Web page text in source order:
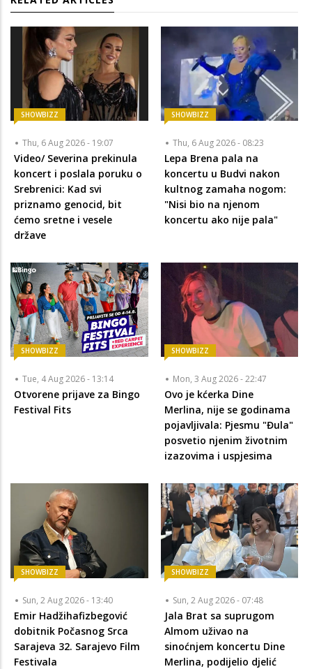
SHOWBIZZ
Thu, 6 Aug 2026 - 19:07
Video/ Severina prekinula
koncert i poslala poruku o
Srebrenici: Kad svi
priznamo genocid, bit
ćemo sretne i vesele
države
SHOWBIZZ
Thu, 6 Aug 2026 - 08:23
Lepa Brena pala na
koncertu u Budvi nakon
kultnog zamaha nogom:
"Nisi bio na njenom
koncertu ako nije pala"
SHOWBIZZ
Tue, 4 Aug 2026 - 13:14
Otvorene prijave za Bingo
Festival Fits
SHOWBIZZ
Mon, 3 Aug 2026 - 22:47
Ovo je kćerka Dine
Merlina, nije se godinama
pojavljivala: Pjesmu "Đula"
posvetio njenim životnim
izazovima i uspjesima
SHOWBIZZ
Sun, 2 Aug 2026 - 13:40
Emir Hadžihafizbegović
dobitnik Počasnog Srca
Sarajeva 32. Sarajevo Film
Festivala
SHOWBIZZ
Sun, 2 Aug 2026 - 07:48
Jala Brat sa suprugom
Almom uživao na
sinoćnjem koncertu Dine
Merlina, podijelio djelić